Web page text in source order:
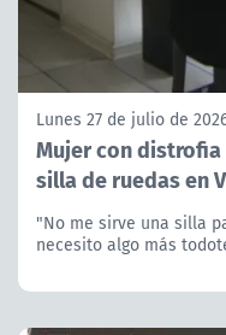
Lunes 27 de julio de
Mujer con
silla de ruedas en
"No me sirve una silla
necesito algo más